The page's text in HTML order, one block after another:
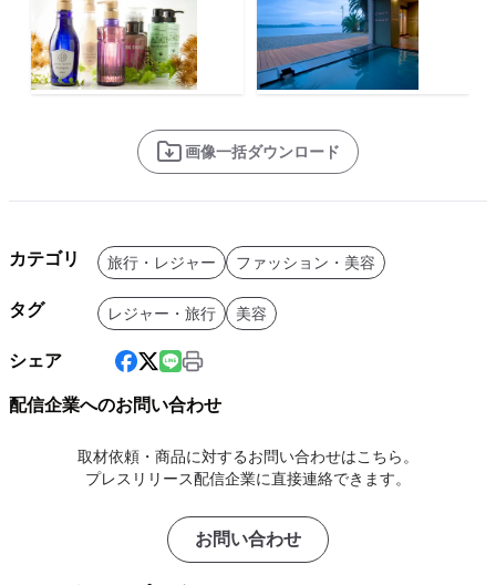
画像一括ダウンロード
カテゴリ 旅行・レジャー ファッション・美容
タグ レジャー・旅行 美容
シェア
配信企業へのお問い合わせ
取材依頼・商品に対するお問い合わせはこちら。
プレスリリース配信企業に直接連絡できます。
お問い合わせ